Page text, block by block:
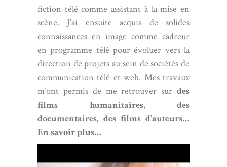
fiction télé comme assistant à la mise en
scène. J’ai ensuite acquis de solides
connaissances en image comme cadreur
en programme télé pour évoluer vers la
direction de projets au sein de sociétés de
communication télé et web. Mes travaux
m’ont permis de me retrouver sur des
films humanitaires, des
documentaires, des films d’auteurs…
En savoir plus…